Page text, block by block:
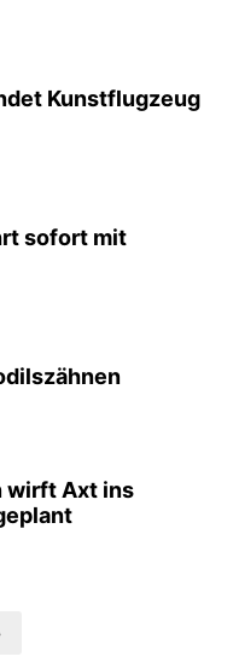
Kunstflugzeug
sofort mit
wirft Axt ins